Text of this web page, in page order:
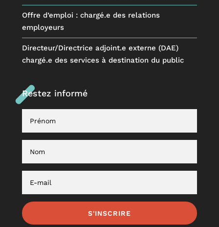
Offre d’emploi : chargé.e des relations
employeurs
Directeur/Directrice adjoint.e externe (DAE)
chargé.e des services à destination du public
Restez informé
S'INSCRIRE